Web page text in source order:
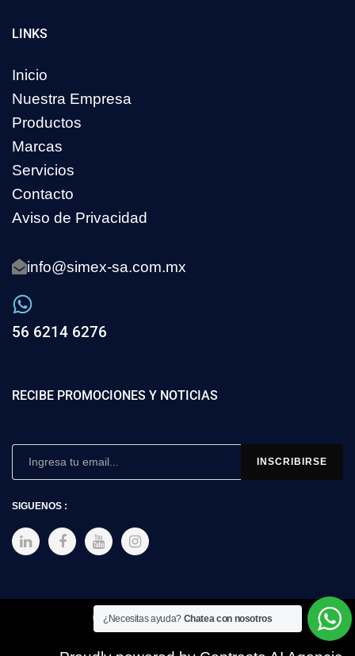
LINKS
Inicio
Nuestra Empresa
Productos
Marcas
Servicios
Contacto
Aviso de Privacidad
info@simex-sa.com.mx
56 6214 6276
RECIBE PROMOCIONES Y NOTICIAS
SIGUENOS :
Copyright © 2025 SIMEX
¿Necesitas ayuda? Chatea con nosotros